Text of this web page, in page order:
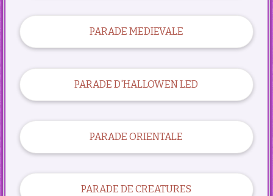
PARADE MEDIEVALE
PARADE D'HALLOWEN LED
PARADE ORIENTALE
PARADE DE CREATURES